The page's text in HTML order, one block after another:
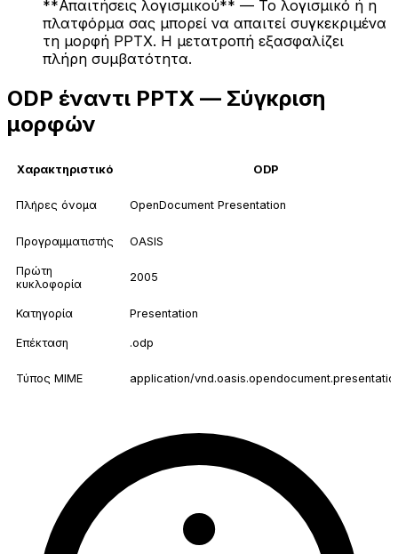
**Απαιτήσεις λογισμικού** — Το λογισμικό ή η
πλατφόρμα σας μπορεί να απαιτεί συγκεκριμένα
τη μορφή PPTX. Η μετατροπή εξασφαλίζει
πλήρη συμβατότητα.
ODP έναντι PPTX — Σύγκριση
μορφών
Χαρακτηριστικό ODP
Πλήρες όνομα OpenDocument Presentation
Προγραμματιστής OASIS
Πρώτη
κυκλοφορία
2005
Κατηγορία Presentation
Επέκταση .odp
Τύπος MIME application/